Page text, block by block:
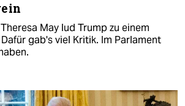
May lud Trump zu einem
gab's viel Kritik. Im Parlament